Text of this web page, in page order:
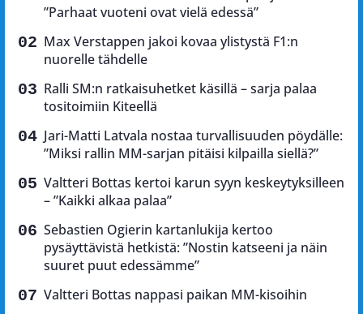
”Parhaat vuoteni ovat vielä edessä”
Max Verstappen jakoi kovaa ylistystä F1:n
nuorelle tähdelle
Ralli SM:n ratkaisuhetket käsillä – sarja palaa
tositoimiin Kiteellä
Jari-Matti Latvala nostaa turvallisuuden pöydälle:
”Miksi rallin MM-sarjan pitäisi kilpailla siellä?”
Valtteri Bottas kertoi karun syyn keskeytyksilleen
– ”Kaikki alkaa palaa”
Sebastien Ogierin kartanlukija kertoo
pysäyttävistä hetkistä: ”Nostin katseeni ja näin
suuret puut edessämme”
Valtteri Bottas nappasi paikan MM-kisoihin